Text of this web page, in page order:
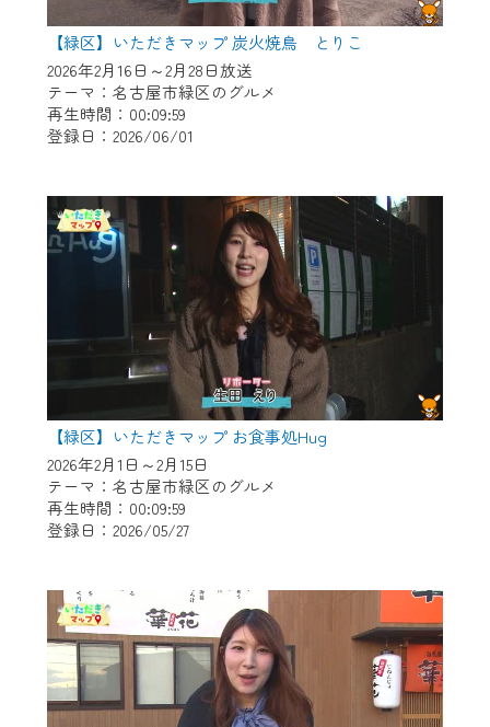
【緑区】いただきマップ 炭火焼鳥 とりこ
2026年2月16日～2月28日放送
テーマ：名古屋市緑区のグルメ
再生時間：00:09:59
登録日：2026/06/01
【緑区】いただきマップ お食事処Hug
2026年2月1日～2月15日
テーマ：名古屋市緑区のグルメ
再生時間：00:09:59
登録日：2026/05/27